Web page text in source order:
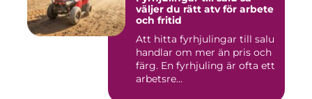
väljer du rätt atv för arbete
och fritid
Att hitta fyrhjulingar till salu
handlar om mer än pris och
färg. En fyrhjuling är ofta ett
arbetsre...